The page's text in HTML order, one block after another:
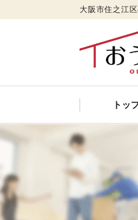
大阪市住之江
トッ
遺品整